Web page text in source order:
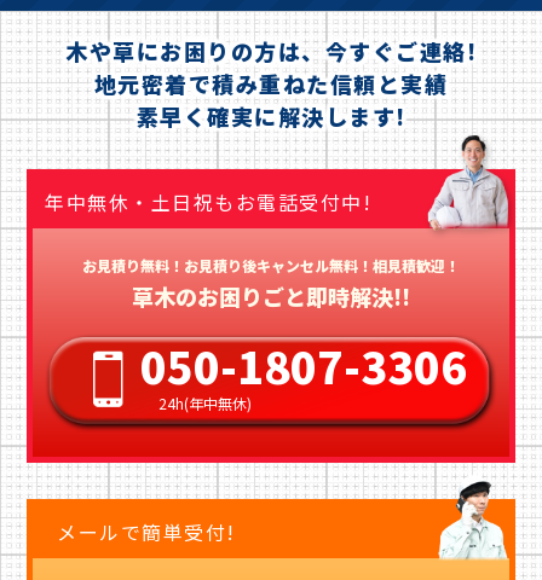
木や草にお困りの方は、今すぐご連絡!
地元密着で積み重ねた信頼と実績
素早く確実に解決します!
年中無休・土日祝もお電話受付中!
お見積り無料！お見積り後キャンセル無料！相見積歓迎！
草木のお困りごと即時解決!!
050-1807-3306
24h(年中無休)
メールで簡単受付!